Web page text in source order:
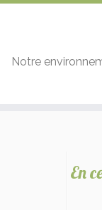
Notre
En